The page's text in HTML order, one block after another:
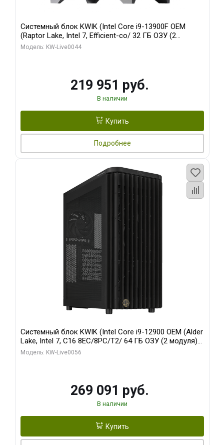
Системный блок KWIK (Intel Core i9-13900F OEM
(Raptor Lake, Intel 7, Efficient-co/ 32 ГБ ОЗУ (2
модуля)/ Gigabyte RTX5070Ti AERO OC 16GB GDDR7
Модель: KW-Live0044
219 951 руб.
В наличии
Купить
Подробнее
Системный блок KWIK (Intel Core i9-12900 OEM (Alder
Lake, Intel 7, C16 8EC/8PC/T2/ 64 ГБ ОЗУ (2 модуля)/
Palit RTX5080 INFINITY 3 OC 16GB GDDR7 256bit 3xDP
Модель: KW-Live0056
269 091 руб.
В наличии
Купить